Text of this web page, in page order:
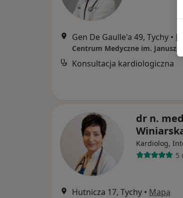
Gen De Gaulle'a 49, Tychy •
Centrum Medyczne im. Janusza
Konsultacja kardiologiczna
dr n.
Kardiolog,
5
Hutnicza 17, Tychy • Mapa